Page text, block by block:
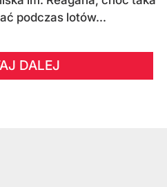
podczas lotów...
DALEJ